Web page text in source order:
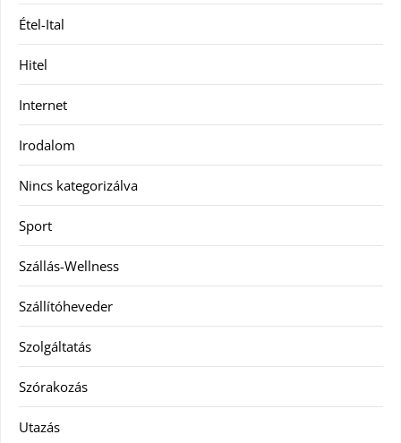
Étel-Ital
Hitel
Internet
Irodalom
Nincs kategorizálva
Sport
Szállás-Wellness
Szállítóheveder
Szolgáltatás
Szórakozás
Utazás